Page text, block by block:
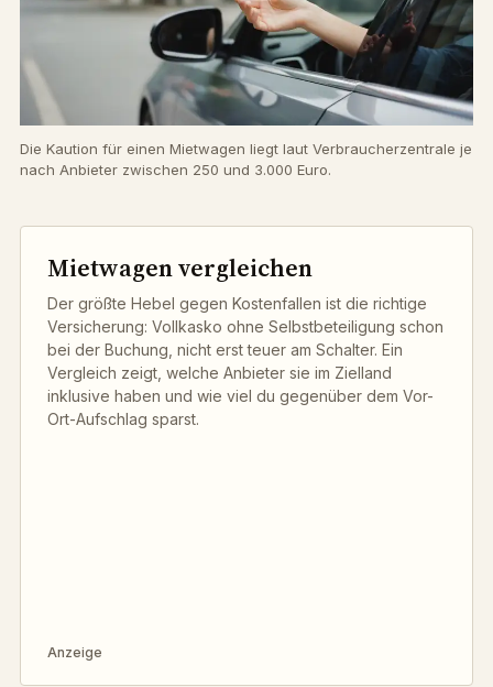
Die Kaution für einen Mietwagen liegt laut Verbraucherzentrale je
nach Anbieter zwischen 250 und 3.000 Euro.
Mietwagen vergleichen
Der größte Hebel gegen Kostenfallen ist die richtige
Versicherung: Vollkasko ohne Selbstbeteiligung schon
bei der Buchung, nicht erst teuer am Schalter. Ein
Vergleich zeigt, welche Anbieter sie im Zielland
inklusive haben und wie viel du gegenüber dem Vor-
Ort-Aufschlag sparst.
Anzeige